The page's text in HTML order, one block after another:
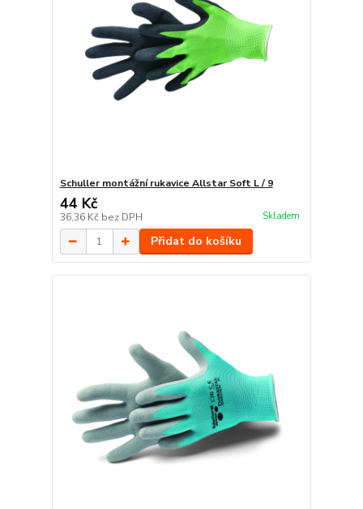
Schuller montážní rukavice Allstar Soft L / 9
44 Kč
36,36 Kč bez DPH Skladem
Přidat do košíku